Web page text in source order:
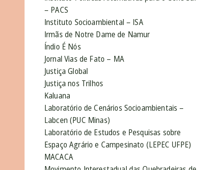
– PACS
Instituto Socioambiental – ISA
Irmãs de Notre Dame de Namur
Índio É Nós
Jornal Vias de Fato – MA
Justiça Global
Justiça nos Trilhos
Kaluana
Laboratório de Cenários Socioambientais –
Labcen (PUC Minas)
Laboratório de Estudos e Pesquisas sobre
Espaço Agrário e Campesinato (LEPEC UFPE)
MACACA